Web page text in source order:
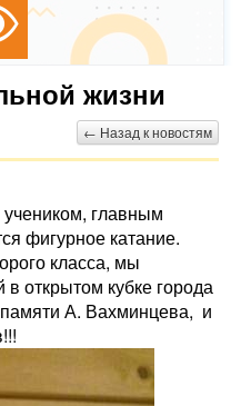
жизни
← Назад к новостям
главным
фигурное катание.
класса, мы
открытом кубке города
А. Вахминцева, и